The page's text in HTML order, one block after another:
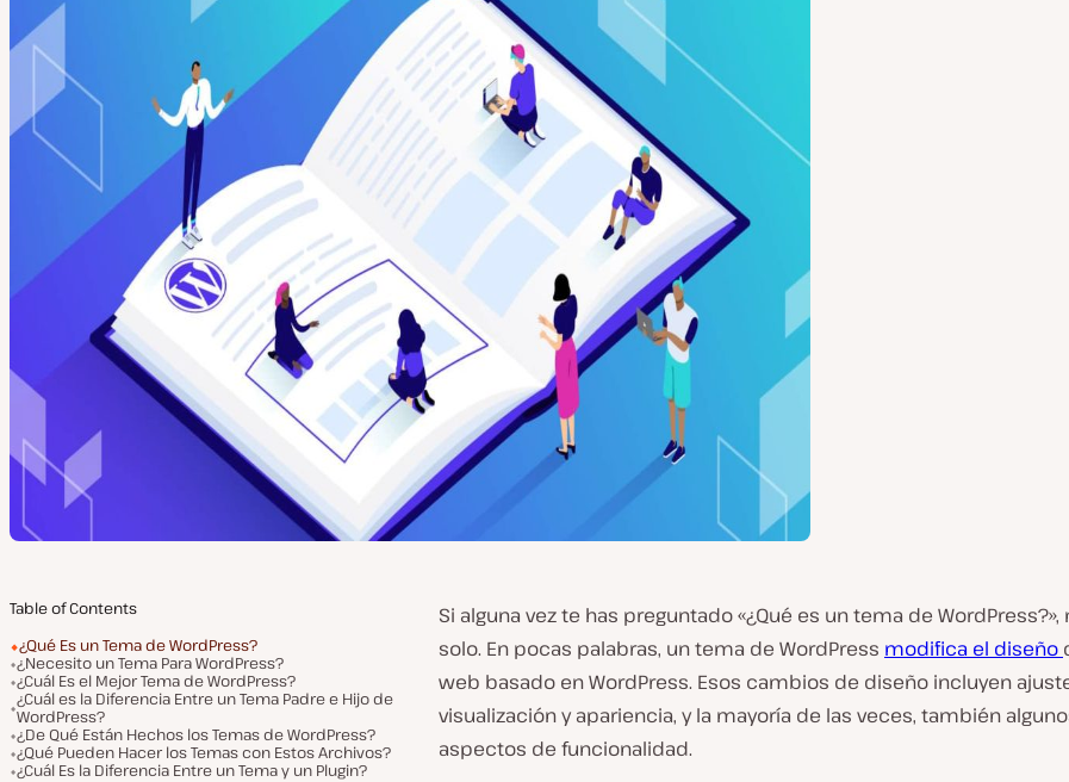
Table of Contents
¿Qué Es un Tema de WordPress?
¿Necesito un Tema Para WordPress?
¿Cuál Es el Mejor Tema de WordPress?
¿Cuál es la Diferencia Entre un Tema Padre e Hijo de
WordPress?
¿De Qué Están Hechos los Temas de WordPress?
¿Qué Pueden Hacer los Temas con Estos Archivos?
¿Cuál Es la Diferencia Entre un Tema y un Plugin?
Si alguna vez te has preguntado «¿Qué es un tema de WordPress?»,
solo. En pocas palabras, un tema de WordPress modifica el diseño
web basado en WordPress. Esos cambios de diseño incluyen
visualización y apariencia, y la mayoría de las veces, también
aspectos de funcionalidad.